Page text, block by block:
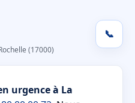
(17000)
📞
urgence à La